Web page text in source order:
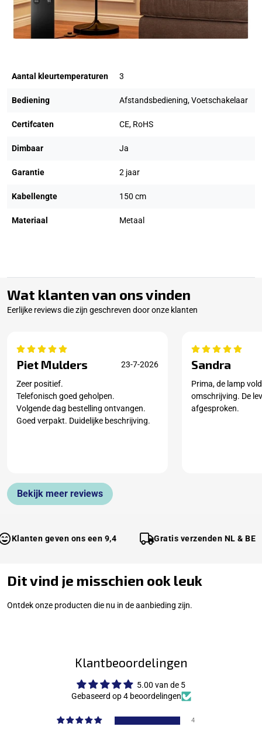
Aantal kleurtemperaturen 3
Bediening Afstandsbediening, Voetschakelaar
Certifcaten CE, RoHS
Dimbaar Ja
Garantie 2 jaar
Kabellengte 150 cm
Materiaal Metaal
Wat klanten van ons vinden
Eerlijke reviews die zijn geschreven door onze klanten
Piet Mulders 23-7-2026
Zeer positief.
Telefonisch goed geholpen.
Volgende dag bestelling ontvangen.
Goed verpakt. Duidelijke beschrijving.
Sandra
Prima, de lamp
omschrijving. De
afgesproken.
Bekijk meer reviews
geven ons een 9,4 Gratis verzenden NL & BE
Dit vind je misschien ook leuk
Ontdek onze producten die nu in de aanbieding zijn.
Klantbeoordelingen
5.00 van de 5
Gebaseerd op 4 beoordelingen
4